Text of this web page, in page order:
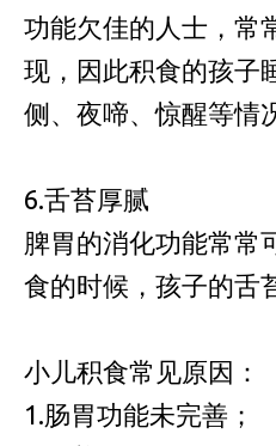
功能欠佳的人士，常
现，因此积食的孩子
侧、夜啼、惊醒等情
6.舌苔厚腻
脾胃的消化功能常常
食的时候，孩子的舌
小儿积食常见原因：
1.肠胃功能未完善；